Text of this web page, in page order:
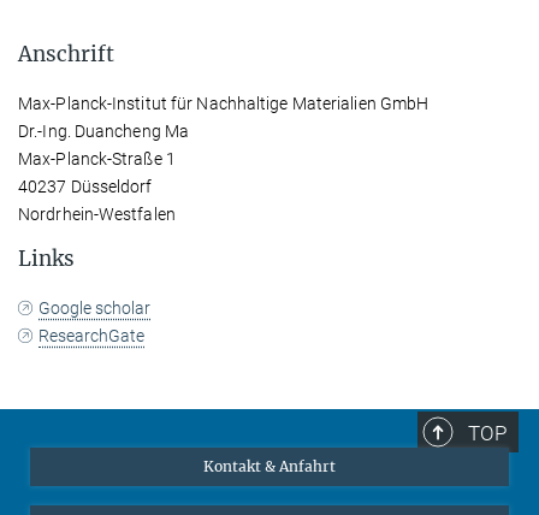
Anschrift
Max-Planck-Institut für Nachhaltige Materialien GmbH
Dr.-Ing. Duancheng Ma
Max-Planck-Straße 1
40237 Düsseldorf
Nordrhein-Westfalen
Links
Google scholar
ResearchGate
TOP
Kontakt & Anfahrt